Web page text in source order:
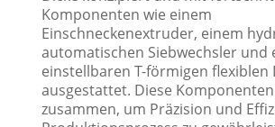
Komponenten wie einem
Einschneckenextruder, einem
automatischen Siebwechsler und
einstellbaren T-förmigen flexiblen
ausgestattet. Diese
zusammen, um Präzision und